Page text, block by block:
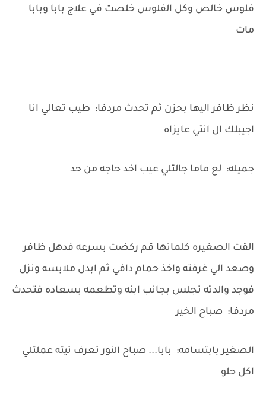
فلوس خالص وكل الفلوس خلصت في علاج بابا وبابا
مات
نظر ظافر اليها بحزن ثم تحدث مردفا: طيب تعالي انا
اجيبلك ال انتي عايزاه
جميله: لع ماما جالتلي عيب اخد حاجه من حد
القت الصغيره كلماتها قم ركضت بسرعه فدهل ظافر
وصعد الي غرفته واخذ حمام دافي ثم ابدل ملابسه ونزل
فوجد والدته تجلس بجانب ابنه وتطعمه بسعاده فتحدث
مردفا: صباح الخير
الصغير بابتسامه: بابا... صباح النور تعرف تيته عملتلي
اكل حلو